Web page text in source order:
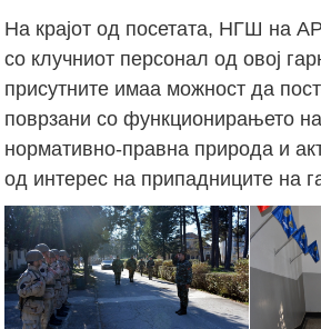
На крајот од посетата, НГШ на
со клучниот персонал од овој
присутните имаа можност да
поврзани со функционирањето
нормативно-правна природа и
од интерес на припадниците на